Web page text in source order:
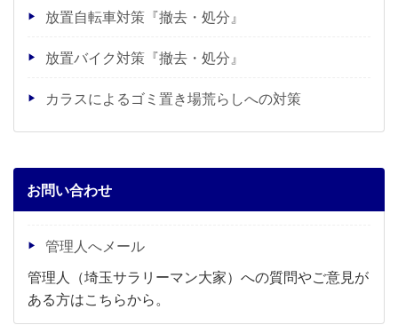
放置自転車対策『撤去・処分』
放置バイク対策『撤去・処分』
カラスによるゴミ置き場荒らしへの対策
お問い合わせ
管理人へメール
管理人（埼玉サラリーマン大家）への質問やご意見が
ある方はこちらから。